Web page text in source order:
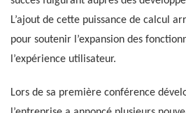
L’ajout de cette puissance de calcul
pour soutenir l’expansion des
l’expérience utilisateur.
Lors de sa première conférence